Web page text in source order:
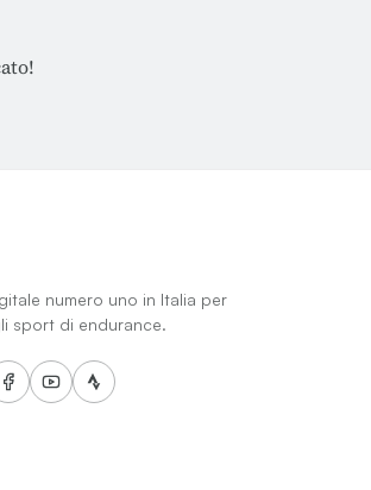
numero uno in Italia per
sport di endurance.